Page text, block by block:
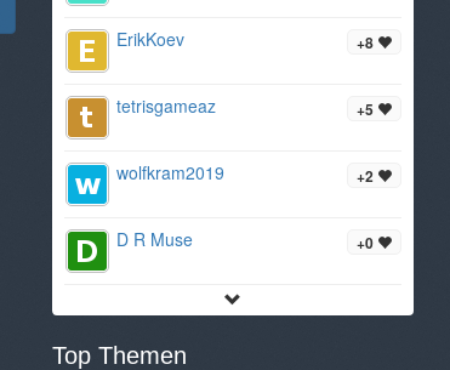
+8
ErikKoev
+5
tetrisgameaz
+2
wolfkram2019
+0
D R Muse
Top Themen